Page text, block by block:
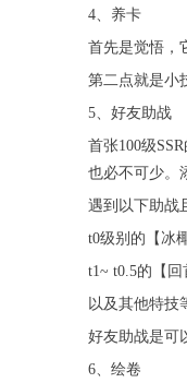
4、养卡
首先是觉悟，
第二点就是小
5、好友助战
首张100级
也必不可少。
遇到以下助战
t0级别的【冰
t1~ t0.5的【回
以及其他特技
好友助战是可
6、绘卷